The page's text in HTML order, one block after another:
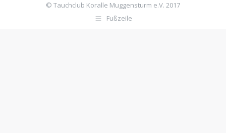
© Tauchclub Koralle Muggensturm e.V. 2017
Fußzeile